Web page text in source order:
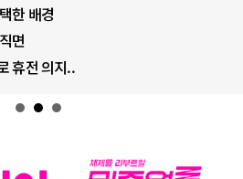
한 배경
면
휴전 의지..